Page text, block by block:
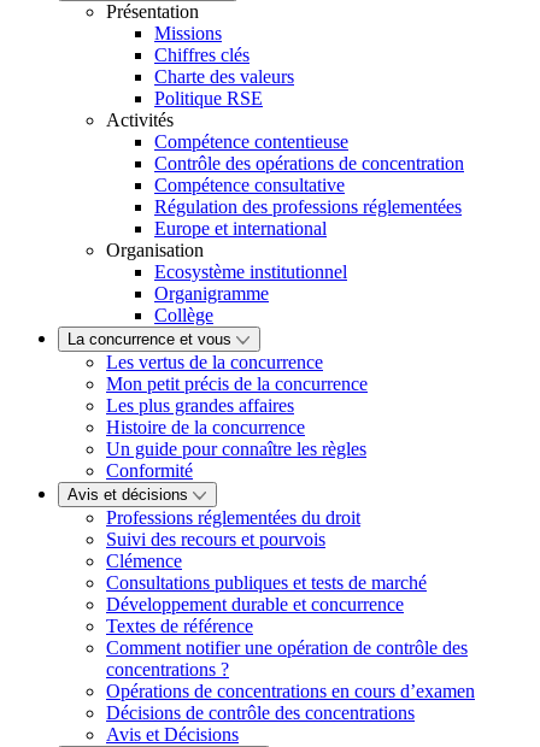
Présentation
Missions
Chiffres clés
Charte des valeurs
Politique RSE
Activités
Compétence contentieuse
Contrôle des opérations de concentration
Compétence consultative
Régulation des professions réglementées
Europe et international
Organisation
Ecosystème institutionnel
Organigramme
Collège
La concurrence et vous
Les vertus de la concurrence
Mon petit précis de la concurrence
Les plus grandes affaires
Histoire de la concurrence
Un guide pour connaître les règles
Conformité
Avis et décisions
Professions réglementées du droit
Suivi des recours et pourvois
Clémence
Consultations publiques et tests de marché
Développement durable et concurrence
Textes de référence
Comment notifier une opération de contrôle des
concentrations ?
Opérations de concentrations en cours d’examen
Décisions de contrôle des concentrations
Avis et Décisions